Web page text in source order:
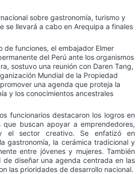
sobre gastronomía, turismo y
se llevará a cabo en Arequipa a finales
de funciones, el embajador Elmer
del Perú ante los organismos
sostuvo una reunión con Daren Tang,
Mundial de la Propiedad
una agenda que proteja la
y los conocimientos ancestrales
funcionarios destacaron los logros en
que buscan apoyar a emprendedores,
el sector creativo. Se enfatizó en
gastronomía, la cerámica tradicional y
entre jóvenes y mujeres. También
de diseñar una agenda centrada en las
las prioridades de desarrollo nacional.